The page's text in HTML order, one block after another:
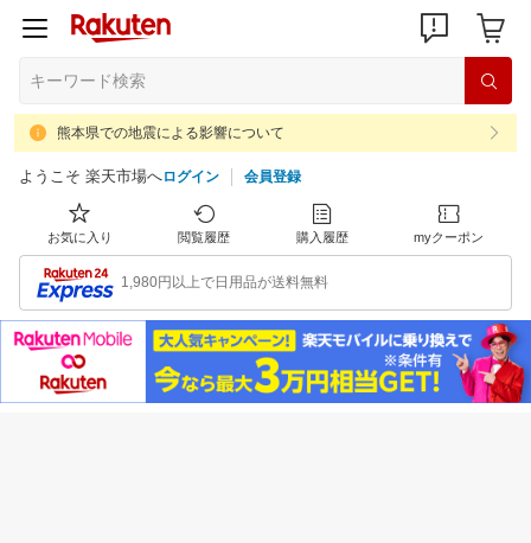
熊本県での地震による影響について
ようこそ 楽天市場へログイン 会員登録
お気に入り 閲覧履歴 購入履歴 myクーポン
1,980円以上で日用品が送料無料